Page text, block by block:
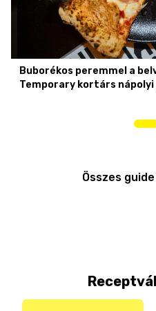
Buborékos peremmel a
Temporary kortárs
Összes